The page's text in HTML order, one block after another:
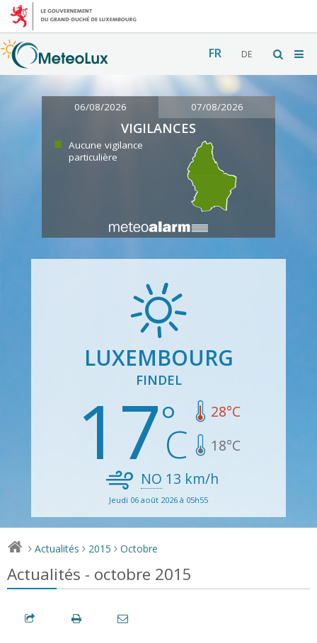
FR DE
06/08/2026 07/08/2026
VIGILANCES
Aucune vigilance
particulière
LUXEMBOURG
FINDEL
17 28°C
18°C
NO 13 km/h
Jeudi 06 août 2026 à 05h55
> Actualités > 2015 > Octobre
Actualités - octobre 2015